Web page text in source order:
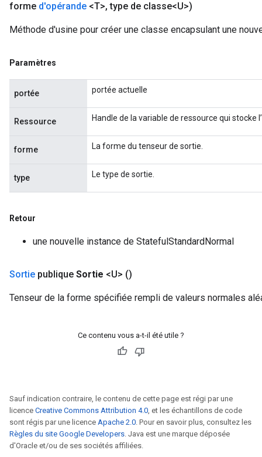
forme d'opérande <T>, type de classe<U>)
Méthode d'usine pour créer une classe encapsulant une
Paramètres
portée portée actuelle
Ressource Handle de la variable de ressource qui stocke
forme La forme du tenseur de sortie.
type Le type de sortie.
Retour
une nouvelle instance de StatefulStandardNormal
Sortie publique Sortie <U> ()
Tenseur de la forme spécifiée rempli de valeurs normales
Ce contenu vous a-t-il été utile ?
Sauf indication contraire, le contenu de cette page est régi par une
licence Creative Commons Attribution 4.0, et les échantillons de code
sont régis par une licence Apache 2.0. Pour en savoir plus, consultez les
Règles du site Google Developers. Java est une marque déposée
d'Oracle et/ou de ses sociétés affiliées.